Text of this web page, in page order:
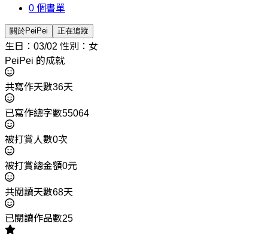
0 個書單
關於PeiPei 正在追蹤
生日：03/02 性別：女
PeiPei 的成就
共寫作天數36天
已寫作總字數55064
被打賞人數0次
被打賞總金額0元
共閱讀天數68天
已閱讀作品數25